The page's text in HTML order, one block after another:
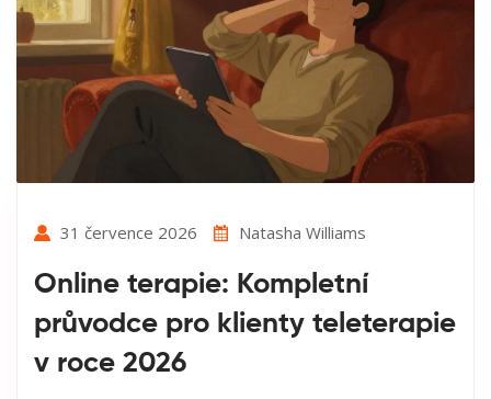
31 července 2026 Natasha Williams
Online terapie: Kompletní
průvodce pro klienty teleterapie
v roce 2026